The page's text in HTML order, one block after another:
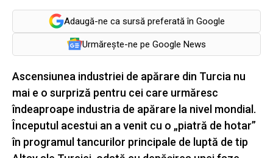
Adaugă-ne ca sursă preferată în Google
Urmărește-ne pe Google News
Ascensiunea industriei de apărare din Turcia nu
mai e o surpriză pentru cei care urmăresc
îndeaproape industria de apărare la nivel mondial.
Începutul acestui an a venit cu o „piatră de hotar”
în programul tancurilor principale de luptă de tip